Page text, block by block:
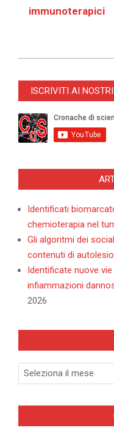
immunoterapici
04-
ISCRIVITI AI
Identificati
chemioterapia nel
Gli algoritmi dei
contenuti di
Identificate nuove
infiammazioni
2026
Archivi